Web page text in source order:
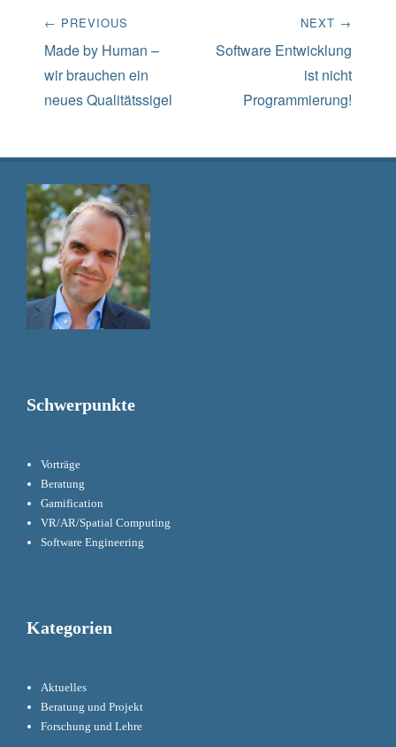
Beitrags-
Navigation
← PREVIOUS
Previous
post:
Made by Human –
wir brauchen ein
neues Qualitätssigel
NEXT →
Next
Software Entwicklung
ist nicht
Programmierung!
Schwerpunkte
Vorträge
Beratung
Gamification
VR/AR/Spatial Computing
Software Engineering
Kategorien
Aktuelles
Beratung und Projekt
Forschung und Lehre